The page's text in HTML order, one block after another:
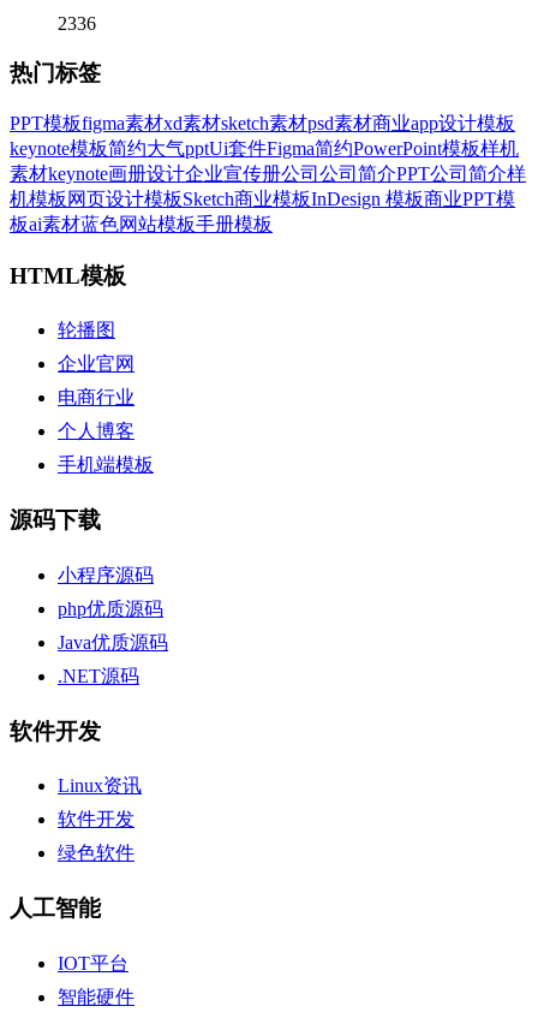
2336
热门标签
PPT模板figma素材xd素材sketch素材psd素材商业app设计模板
keynote模板简约大气pptUi套件Figma简约PowerPoint模板样机
素材keynote画册设计企业宣传册公司 公司简介PPT公司简介样
机模板 网页设计模板Sketch商业模板InDesign 模板商业PPT模
板ai素材蓝色网站模板手册模板
HTML模板
轮播图
企业官网
电商行业
个人博客
手机端模板
源码下载
小程序源码
php优质源码
Java优质源码
.NET源码
软件开发
Linux资讯
软件开发
绿色软件
人工智能
IOT平台
智能硬件